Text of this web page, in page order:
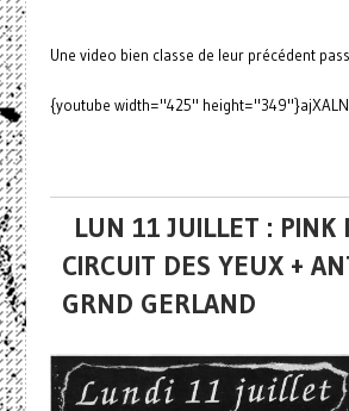
Une video bien classe de leur précédent
{youtube width="425"
LUN 11 JUILLET : PINK
CIRCUIT DES YEUX +
GRND GERLAND